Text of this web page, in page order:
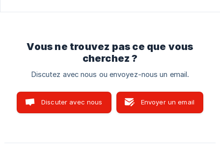
Vous ne trouvez pas ce que vous
cherchez ?
Discutez avec nous ou envoyez-nous un email.
Discuter avec nous Envoyer un email